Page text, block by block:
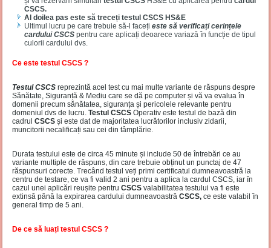
CSCS.
Al doilea pas este să treceți testul CSCS HS&E
Ultimul lucru pe care trebuie să-l facețieste să verificați cerințele
cardului CSCS pentru care aplicați deoarece variază în funcție de tipul
culorii cardului dvs.
Ce este testul CSCS ?
Testul CSCS reprezintă acel test cu mai multe variante de răspuns despre
Sănătate, Siguranță & Mediu care se dă pe computer și vă va evalua în
domenii precum sănătatea, siguranța și pericolele relevante pentru
domeniul dvs de lucru.Testul CSCS Operativ este testul de bază din
cadrulCSCS și este dat de majoritatea lucrătorilor inclusiv zidarii,
muncitorii necalificați sau cei din tâmplărie.
Durata testului este de circa 45 minute și include 50 de întrebări ce au
variante multiple de răspuns, din care trebuie obținut un punctaj de 47
răspunsuri corecte. Trecând testul veți primi certificatul dumneavoastră la
centru de testare, ce va fi valid 2 ani pentru a aplica la cardul CSCS, iar în
cazul unei aplicări reușite pentruCSCS valabilitatea testului va fi este
extinsă până la expirarea cardului dumneavoastrăCSCS, ce este valabil în
general timp de 5 ani.
De ce să luați testul CSCS ?